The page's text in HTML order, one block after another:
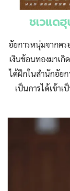
ชเวแด
อัยการหนุ่มจากค
เงินช้อนทองมาเกิ
ได้ฝึกในสำนักอัยก
เป็นการได้เข้า